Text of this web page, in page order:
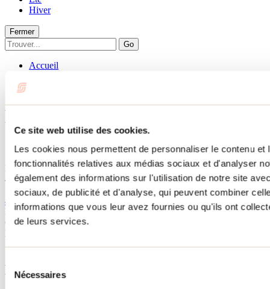
Ce site web utilise des cookies.
Les cookies nous permettent de personnaliser le contenu
fonctionnalités relatives aux médias sociaux et d'analyser
également des informations sur l'utilisation de notre site
sociaux, de publicité et d'analyse, qui peuvent combiner
informations que vous leur avez fournies ou qu'ils ont
de leurs services.
Sélection
du Nécessaires
Hiver
Fermer
Go
Accueil
Municipalité de Sainte-
Geneviève-de-Berthier
Municipalité de Sainte-Geneviève-de-Berthier
400, rang de la Rivière Bayonne Sud
Sainte-Geneviève-De-Berthier, QC J0K 1A0
450 836-4333
Municipalité de Sainte-Geneviève-de-Berthier Visualiser dans
Google Map
Besoin d'information?
Menu pied de page